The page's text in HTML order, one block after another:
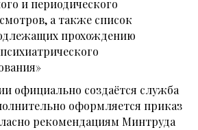
и периодического
а также список
прохождению
официально создаётся служба
оформляется приказ
рекомендациям Минтруда